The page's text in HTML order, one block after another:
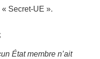
Secret-UE ».
État membre n’ait